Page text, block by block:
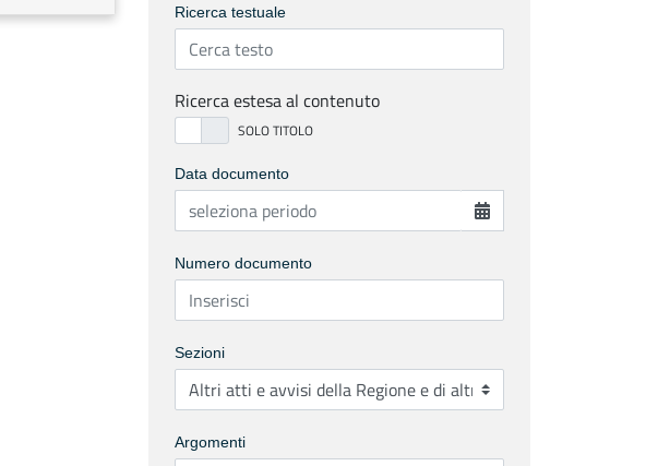
Ricerca testuale
Ricerca estesa al contenuto
Data documento
Numero documento
Sezioni
Argomenti